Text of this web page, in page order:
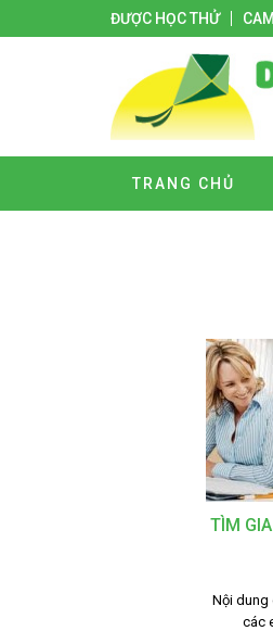
ĐƯỢC HỌC THỬ
TRANG CHỦ
TÌM
Nội dung
các